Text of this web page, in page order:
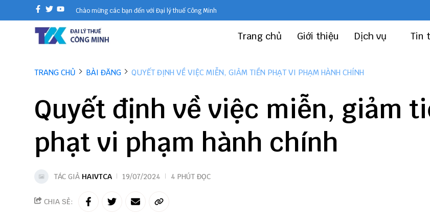
Chào mừng các bạn đến với Đại lý thuế Công Minh
Trang chủ Giới thiệu Dịch vụ Tin
TRANG CHỦ BÀI ĐĂNG QUYẾT ĐỊNH VỀ VIỆC MIỄN, GIẢM TIỀN PHẠT VI PHẠM HÀNH CHÍNH
Quyết định về việc miễn, giảm
phạt vi phạm hành chính
TÁC GIẢ HAIVTCA 19/07/2024 4 PHÚT ĐỌC
CHIA SẺ: